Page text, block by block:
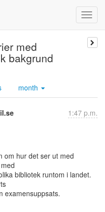
med
bakgrund
month
1:47 p.m.
bibliotek runtom i landet.
examensuppsats.